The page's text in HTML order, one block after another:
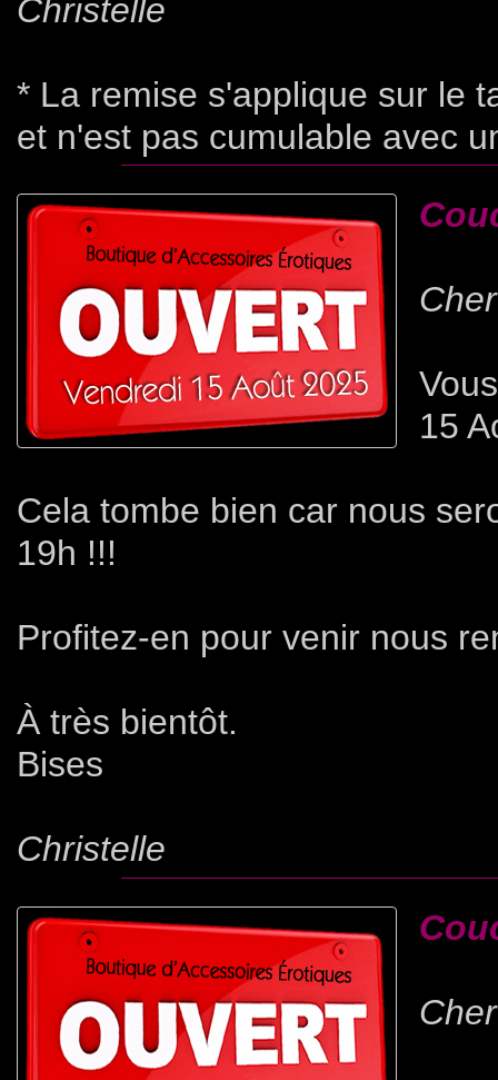
Christelle
* La remise s'applique sur le
et n'est pas cumulable avec
15
Cela tombe bien car nous
19h !!!
Profitez-en pour venir nous
À très bientôt.
Bises
Christelle